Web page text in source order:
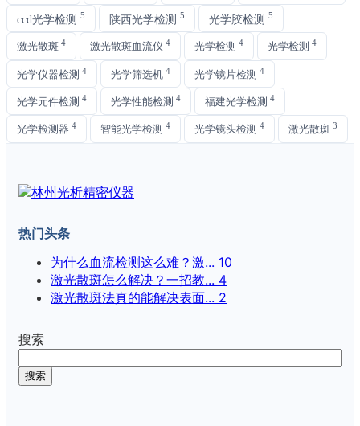
ccd光学检测 5 陕西光学检测 5 光学胶检测 5
激光散斑 4 激光散斑血流仪 4 光学检测 4 光学检测 4
光学仪器检测 4 光学筛选机 4 光学镜片检测 4
光学元件检测 4 光学性能检测 4 福建光学检测 4
光学检测器 4 智能光学检测 4 光学镜头检测 4 激光散斑 3
热门头条
为什么血流检测这么难？激... 10
激光散斑怎么解决？一招教... 4
激光散斑法真的能解决表面... 2
搜索
搜索